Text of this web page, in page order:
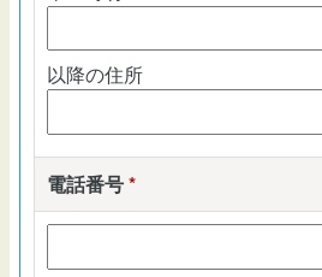
以降の住所
電話番号*